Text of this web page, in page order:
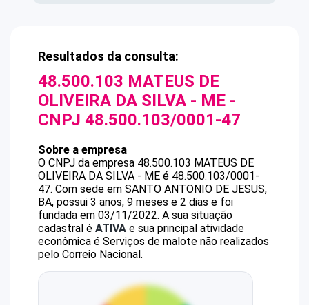
Resultados da consulta:
48.500.103 MATEUS DE
OLIVEIRA DA SILVA - ME -
CNPJ 48.500.103/0001-47
Sobre a empresa
O CNPJ da empresa 48.500.103 MATEUS DE
OLIVEIRA DA SILVA - ME é 48.500.103/0001-
47. Com sede em SANTO ANTONIO DE JESUS,
BA, possui 3 anos, 9 meses e 2 dias e foi
fundada em 03/11/2022. A sua situação
cadastral é ATIVA e sua principal atividade
econômica é Serviços de malote não realizados
pelo Correio Nacional.